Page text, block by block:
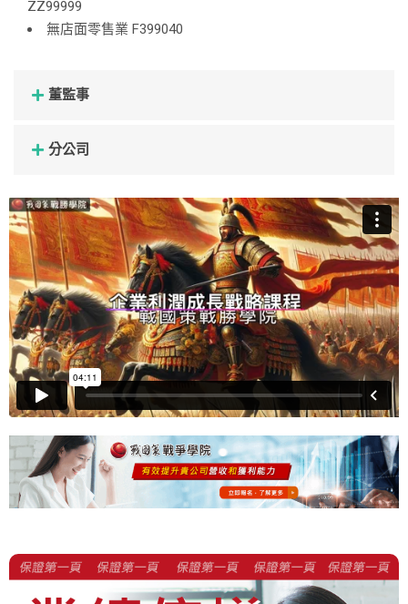
ZZ99999
無店面零售業 F399040
董監事
分公司